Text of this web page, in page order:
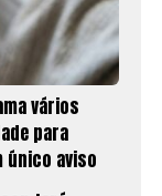
vários
para
único aviso